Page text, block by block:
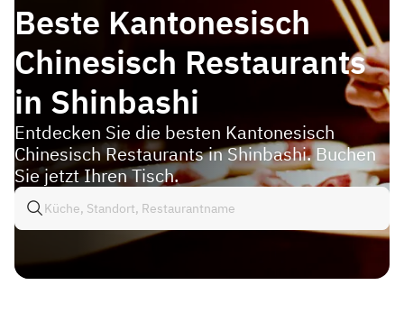
Beste Kantonesisch
Chinesisch Restaurants
in Shinbashi
Entdecken Sie die besten Kantonesisch
Chinesisch Restaurants in Shinbashi. Buchen
Sie jetzt Ihren Tisch.